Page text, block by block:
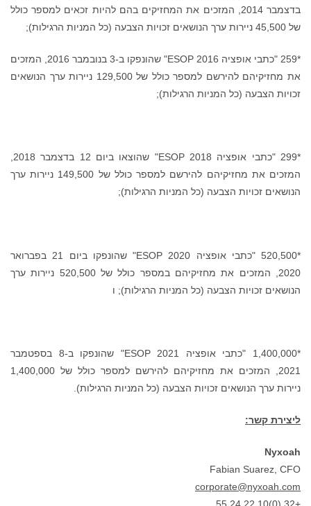
בדצמבר 2014, המזכים את המחזיקים בהם להיות זכאים למספר כולל
של 45,500 ניירות ערך הנושאים זכויות הצבעה (כל המניות הרגילות);
*259 "כתבי אופציה ESOP 2016" שהונפקו ב-3 בנובמבר 2016, המזכים
את מחזיקיהם להירשם למספר כולל של 129,500 ניירות ערך הנושאים
זכויות הצבעה (כל המניות הרגילות);
המזכים את מחזיקיהם להירשם למספר כולל של 149,500 ניירות ערך
הנושאים זכויות הצבעה (כל המניות הרגילות);
*520,500 "כתבי אופציה ESOP 2020" שהונפקו ביום 21 בפברואר
2020, המזכים את מחזיקיהם במספר כולל של 520,500 ניירות ערך
הנושאים זכויות הצבעה (כל המניות הרגילות); ו
*1,400,000 "כתבי אופציה ESOP 2021" שהונפקו ב-8 בספטמבר
2021, המזכים את מחזיקיהם להירשם למספר כולל של 1,400,000
ניירות ערך הנושאים זכויות הצבעה (כל המניות הרגילות).
ליצירת קשר:
Nyxoah
Fabian Suarez, CFO
corporate@nyxoah.com